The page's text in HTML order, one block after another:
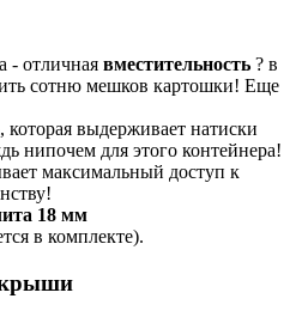
- отличная вместительность ? в
сотню мешков картошки! Еще
, которая выдерживает натиски
нипочем для этого контейнера!
максимальный доступ к
18 мм
в комплекте).
крыши